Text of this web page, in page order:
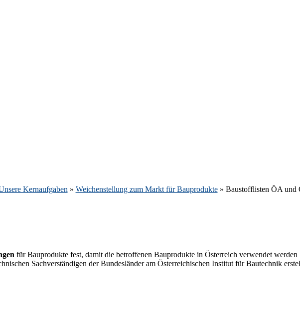
Kernaufgaben » Weichenstellung zum Markt für Bauprodukte» Baustofflisten ÖA und
für Bauprodukte fest, damit die betroffenen Bauprodukte in Österreich verwendet werden
Sachverständigen der Bundesländer am Österreichischen Institut für Bautechnik